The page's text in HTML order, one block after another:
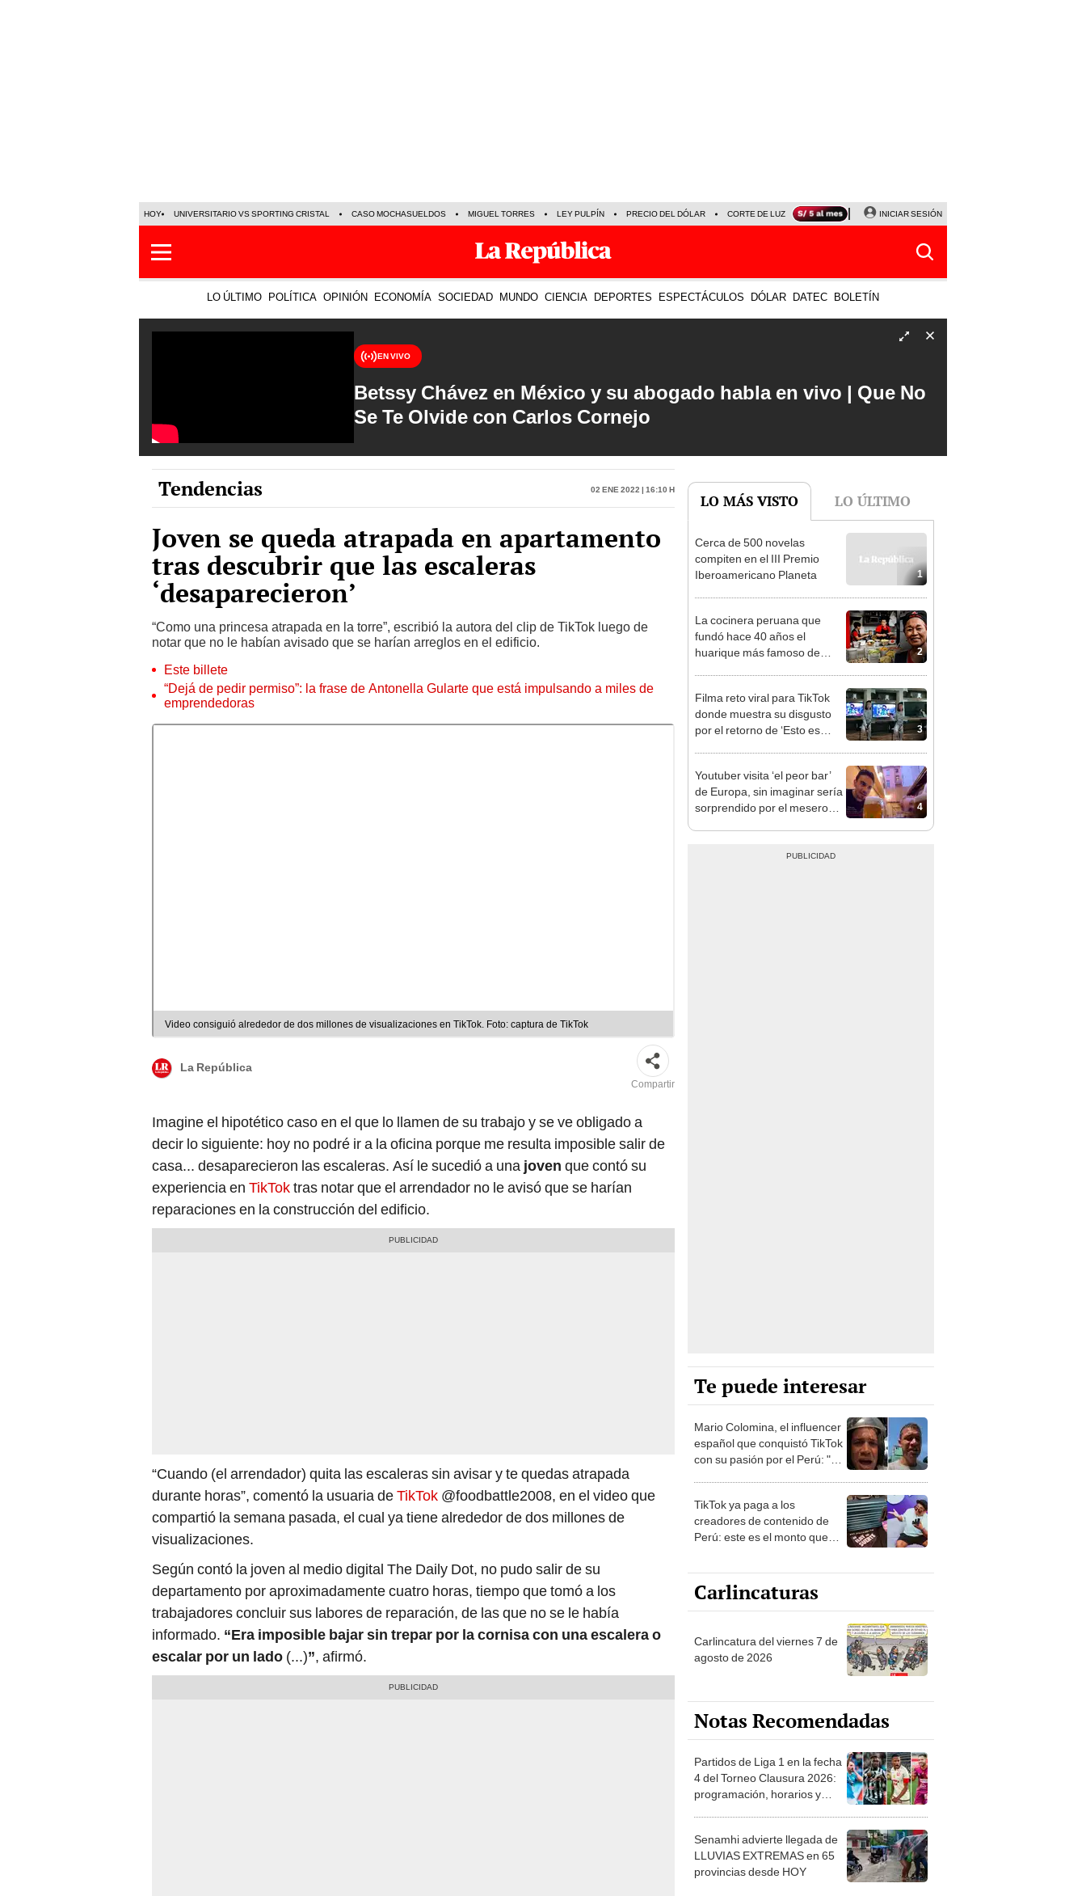
HOY UNIVERSITARIO VS SPORTING CRISTAL CASO MOCHASUELDOS MIGUEL TORRES LEY PULPÍN PRECIO DEL DÓLAR CORTE DE LUZ VIERNES 7 DE AGOSTO ALBERTO BENAVIDES
INICIAR SESIÓN
LO ÚLTIMO POLÍTICA OPINIÓN ECONOMÍA SOCIEDAD MUNDO CIENCIA DEPORTES ESPECTÁCULOS DÓLAR DATEC BOLETÍN
EN VIVO
Betssy Chávez en México y su abogado habla en vivo | Que No
Se Te Olvide con Carlos Cornejo
Tendencias 02 Ene 2022 | 16:10 h
Joven se queda atrapada en apartamento
tras descubrir que las escaleras
‘desaparecieron’
“Como una princesa atrapada en la torre”, escribió la autora del clip de TikTok luego de
notar que no le habían avisado que se harían arreglos en el edificio.
Este billete
“Dejá de pedir permiso”: la frase de Antonella Gularte que está impulsando a miles de
emprendedoras
Video consiguió alrededor de dos millones de visualizaciones en TikTok. Foto: captura de TikTok
La República
Compartir
Imagine el hipotético caso en el que lo llamen de su trabajo y se ve obligado a
decir lo siguiente: hoy no podré ir a la oficina porque me resulta imposible salir de
casa... desaparecieron las escaleras. Así le sucedió a una joven que contó su
experiencia en TikToktras notar que el arrendador no le avisó que se harían
reparaciones en la construcción del edificio.
“Cuando (el arrendador) quita las escaleras sin avisar y te quedas atrapada
durante horas”, comentó la usuaria deTikTok @foodbattle2008, en el video que
compartió la semana pasada, el cual ya tiene alrededor de dos millones de
visualizaciones.
Según contó la joven al medio digital The Daily Dot, no pudo salir de su
departamento por aproximadamente cuatro horas, tiempo que tomó a los
trabajadores concluir sus labores de reparación, de las que no se le había
informado. “Era imposible bajar sin trepar por la cornisa con una escalera o
escalar por un lado (...)”, afirmó.
LO MÁS VISTO LO ÚLTIMO
1
Cerca de 500 novelas
compiten en el III Premio
Iberoamericano Planeta
2
La cocinera peruana que
fundó hace 40 años el
huarique más famoso de
3
Filma reto viral para TikTok
donde muestra su disgusto
por el retorno de ‘Esto es
4
Youtuber visita ‘el peor bar’
de Europa, sin imaginar sería
sorprendido por el mesero
Te puede interesar
Mario Colomina, el influencer
español que conquistó TikTok
con su pasión por el Perú: "Mi
TikTok ya paga a los
creadores de contenido de
Perú: este es el monto que
Carlincaturas
Carlincatura del viernes 7 de
agosto de 2026
Notas Recomendadas
Partidos de Liga 1 en la fecha
4 del Torneo Clausura 2026:
programación, horarios y
Senamhi advierte llegada de
LLUVIAS EXTREMAS en 65
provincias desde HOY